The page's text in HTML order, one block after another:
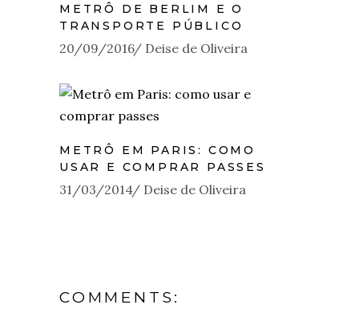
METRÔ DE BERLIM E O
TRANSPORTE PÚBLICO
20/09/2016 Deise de Oliveira
METRÔ EM PARIS: COMO
USAR E COMPRAR PASSES
31/03/2014 Deise de Oliveira
COMMENTS: